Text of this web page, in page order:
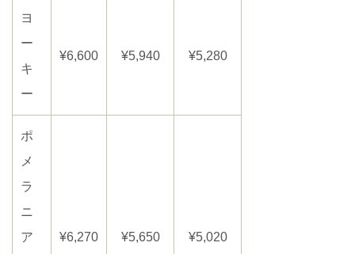
ヨ
ー
キ
ー
¥6,600 ¥5,940 ¥5,280
ポ
メ
ラ
ニ
ア
¥6,270 ¥5,650 ¥5,020